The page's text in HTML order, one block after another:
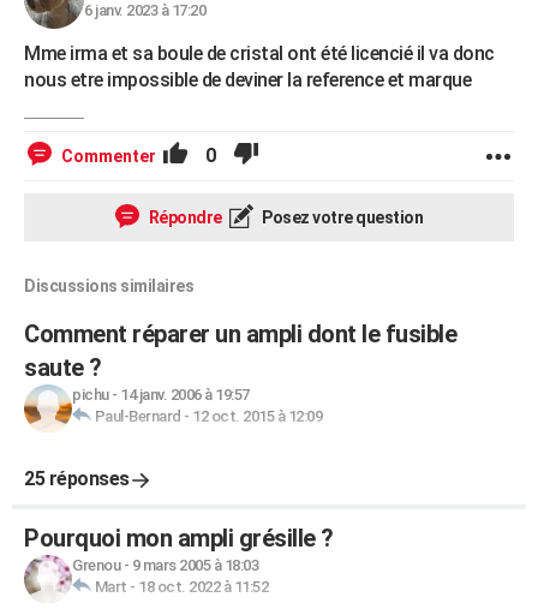
S'inscrire
Se connecter
Lycées
Collèges
Primaires
Universités
Entreprises
Service militaire
Avis de recherche
AVIS DE DÉCÈS
Bricolage
Lifestyle
Culture
Sport
Auto
Television
Voyage
Cinema
6 janv. 2023 à 17:20
Mme irma et sa boule de cristal ont été licencié il va donc
nous etre impossible de deviner la reference et marque
Commenter 0
Répondre Posez votre question
Discussions similaires
Comment réparer un ampli dont le fusible
saute ?
pichu- 14 janv. 2006 à 19:57
Paul-Bernard - 12 oct. 2015 à 12:09
25 réponses
Pourquoi mon ampli grésille ?
Grenou- 9 mars 2005 à 18:03
Mart - 18 oct. 2022 à 11:52